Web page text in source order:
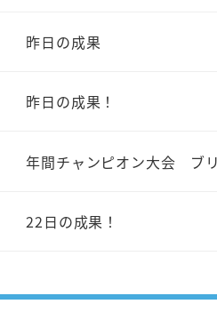
昨日の成果
昨日の成果！
年間チャンピオン大会 ブ
22日の成果！